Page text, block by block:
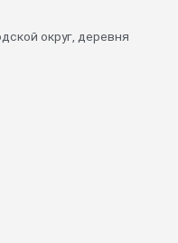
округ, деревня